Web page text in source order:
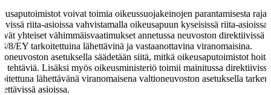
voivat toimia oikeussuojakeinojen parantamisesta rajat
riita-asioissa vahvistamalla oikeusapuun kyseisissä riita-asioissa
yhteiset vähimmäisvaatimukset annetussa neuvoston direktiivissä
8/EY tarkoitettuina lähettävinä ja vastaanottavina viranomaisina.
asetuksella säädetään siitä, mitkä oikeusaputoimistot
tehtäviä. Lisäksi myös oikeusministeriö toimii mainitussa direktiivissä
lähettävänä viranomaisena valtioneuvoston asetuksella
asioissa.